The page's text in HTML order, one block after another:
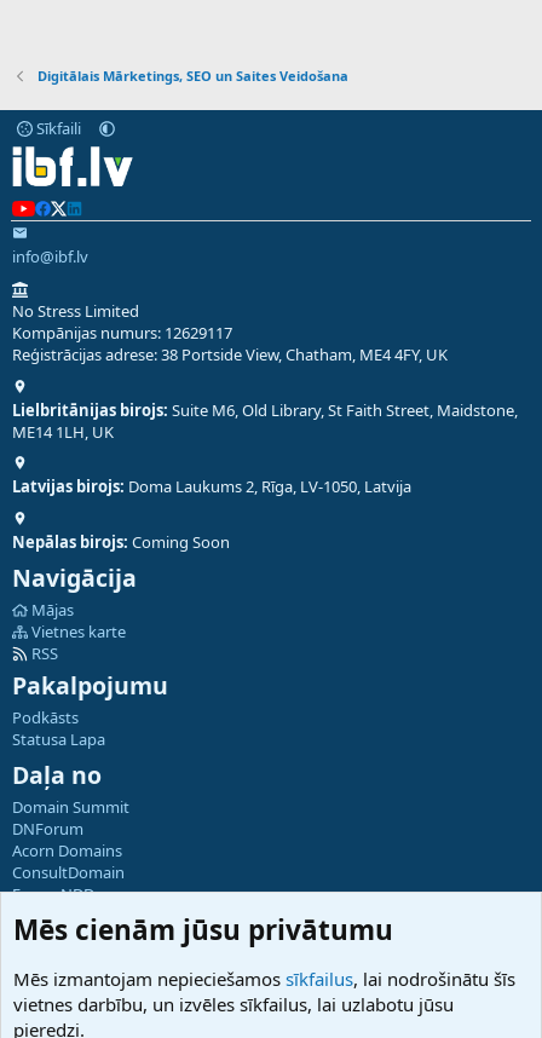
Digitālais Mārketings, SEO un Saites Veidošana
Sīkfaili
info@ibf.lv
No Stress Limited
Kompānijas numurs: 12629117
Reģistrācijas adrese: 38 Portside View, Chatham, ME4 4FY, UK
Lielbritānijas birojs: Suite M6, Old Library, St Faith Street, Maidstone,
ME14 1LH, UK
Latvijas birojs: Doma Laukums 2, Rīga, LV-1050, Latvija
Nepālas birojs: Coming Soon
Navigācija
Mājas
Vietnes karte
RSS
Pakalpojumu
Podkāsts
Statusa Lapa
Daļa no
Domain Summit
DNForum
Acorn Domains
ConsultDomain
ForumNDD
Domainforum.ro
27.be
Hostmaria
Atbalsts
Mēs cienām jūsu privātumu
Mēs izmantojam nepieciešamos sīkfailus, lai nodrošinātu šīs
vietnes darbību, un izvēles sīkfailus, lai uzlabotu jūsu
pieredzi.